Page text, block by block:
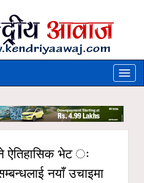
Toggle
ऐतिहासिक भेट ः
नयाँ उचाइमा